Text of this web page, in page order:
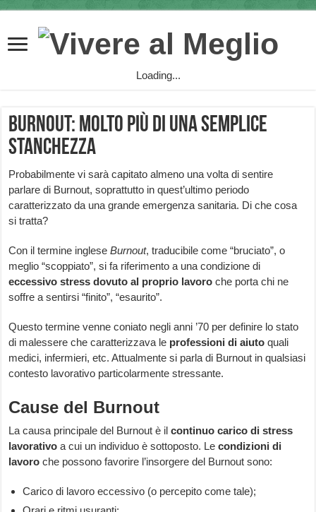
Loading...
Burnout: molto più di una semplice
stanchezza
Probabilmente vi sarà capitato almeno una volta di sentire
parlare di Burnout, soprattutto in quest’ultimo periodo
caratterizzato da una grande emergenza sanitaria. Di che cosa
si tratta?
Con il termine inglese Burnout, traducibile come “bruciato”, o
meglio “scoppiato”, si fa riferimento a una condizione di
eccessivo stress dovuto al proprio lavoro che porta chi ne
soffre a sentirsi “finito”, “esaurito”.
Questo termine venne coniato negli anni ’70 per definire lo stato
di malessere che caratterizzava le professioni di aiutoquali
medici, infermieri, etc. Attualmente si parla di Burnout in qualsiasi
contesto lavorativo particolarmente stressante.
Cause del Burnout
La causa principale del Burnout è ilcontinuo carico di stress
lavorativo a cui un individuo è sottoposto. Le condizioni di
lavoro che possono favorire l’insorgere del Burnout sono:
Carico di lavoro eccessivo (o percepito come tale);